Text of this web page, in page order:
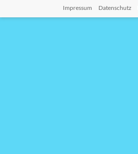
Impressum Datenschutz